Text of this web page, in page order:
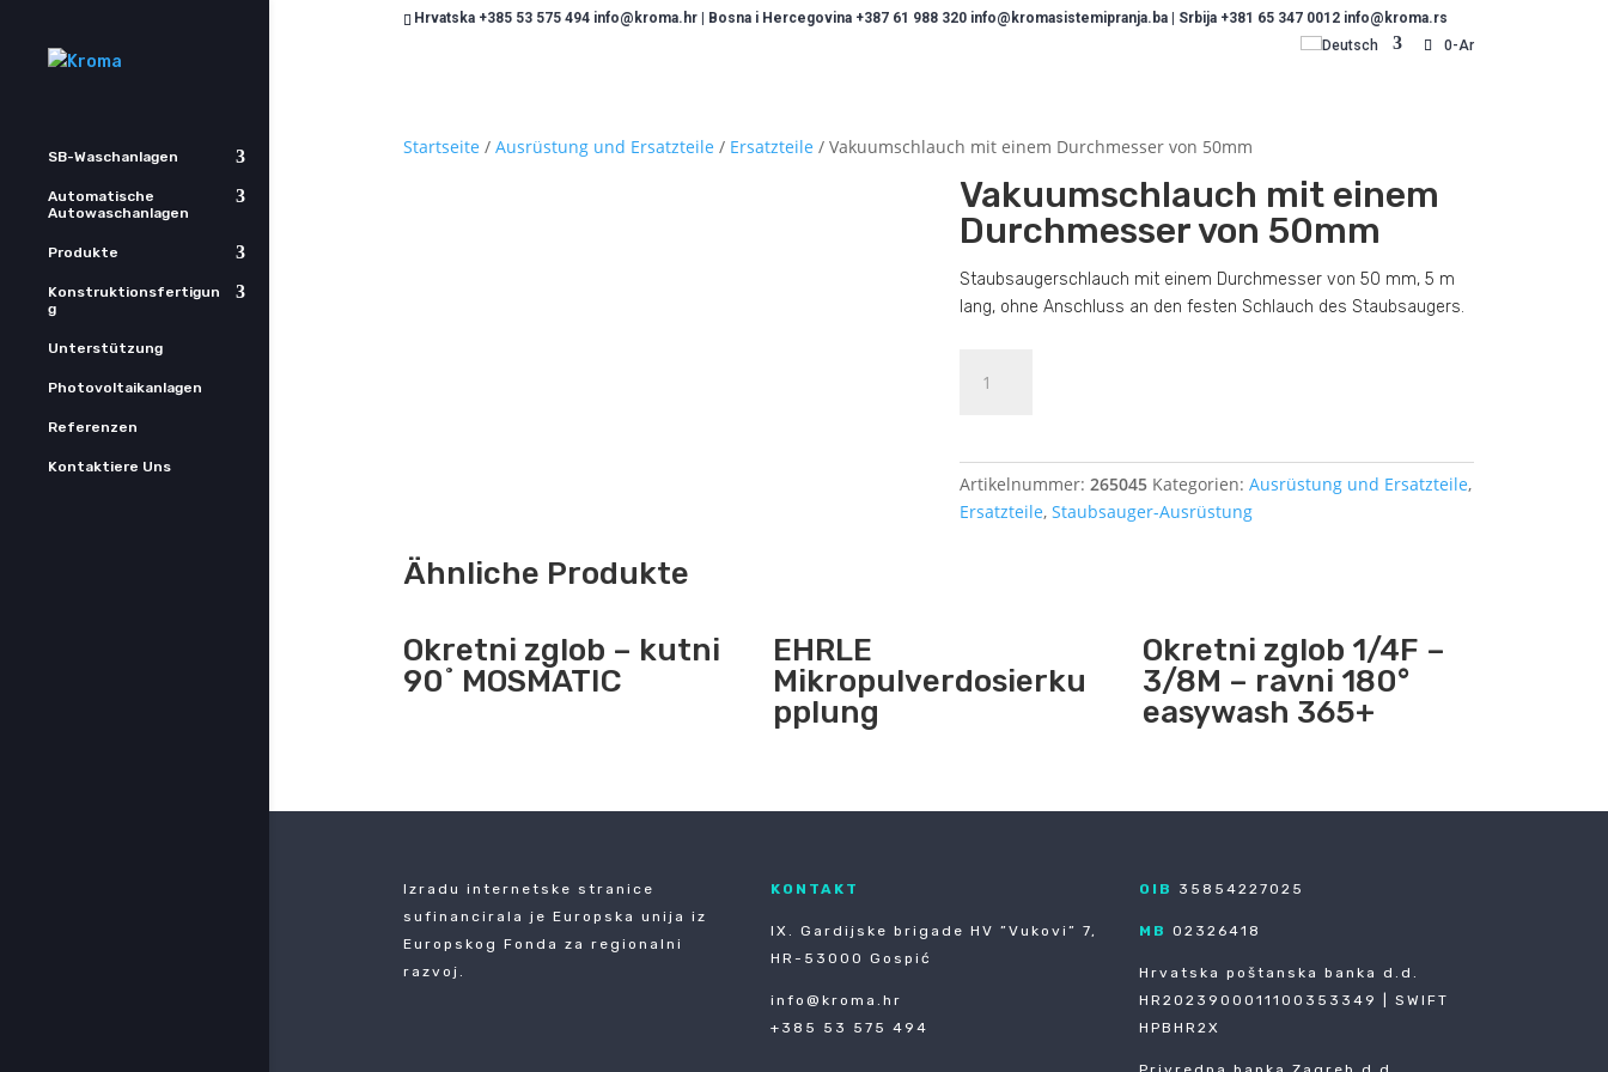
Hrvatska +385 53 575 494 info@kroma.hr | Bosna i Hercegovina +387 61 988 320 info@kromasistemipranja.ba | Srbija +381 65 347 0012 info@kroma.rs
Deutsch
0-Ar
SB-Waschanlagen
Automatische
Autowaschanlagen
Produkte
Konstruktionsfertigun
g
Unterstützung
Photovoltaikanlagen
Referenzen
Kontaktiere Uns
Startseite / Ausrüstung und Ersatzteile / Ersatzteile / Vakuumschlauch mit einem Durchmesser von 50mm
Vakuumschlauch mit einem
Durchmesser von 50mm
Staubsaugerschlauch mit einem Durchmesser von 50 mm, 5 m
lang, ohne Anschluss an den festen Schlauch des Staubsaugers.
von
Artikelnummer:265045 Kategorien:Ausrüstung und Ersatzteile,
Ersatzteile,Staubsauger-Ausrüstung
Ähnliche Produkte
Okretni zglob – kutni
90˚ MOSMATIC
EHRLE
Mikropulverdosierku
pplung
Okretni zglob 1/4F –
3/8M – ravni 180°
easywash 365+
Izradu internetske stranice
sufinancirala je Europska unija iz
Europskog Fonda za regionalni
razvoj.
KONTAKT
IX. Gardijske brigade HV ”Vukovi” 7,
HR-53000 Gospić
info@kroma.hr
+385 53 575 494
OIB 35854227025
MB 02326418
Hrvatska poštanska banka d.d.
HR2023900011100353349 | SWIFT
HPBHR2X